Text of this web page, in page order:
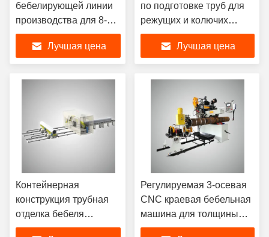
бебелирующей линии
производства для 8-24
"средних и толстых
стеновых труб
Лучшая цена
по подготовке труб для
режущих и колючих
машин
Лучшая цена
Контейнерная
конструкция трубная
отделка бебеля
Рабочая станция
Регулируемая 3-осевая
CNC краевая бебельная
машина для толщины
стен 5-90 мм